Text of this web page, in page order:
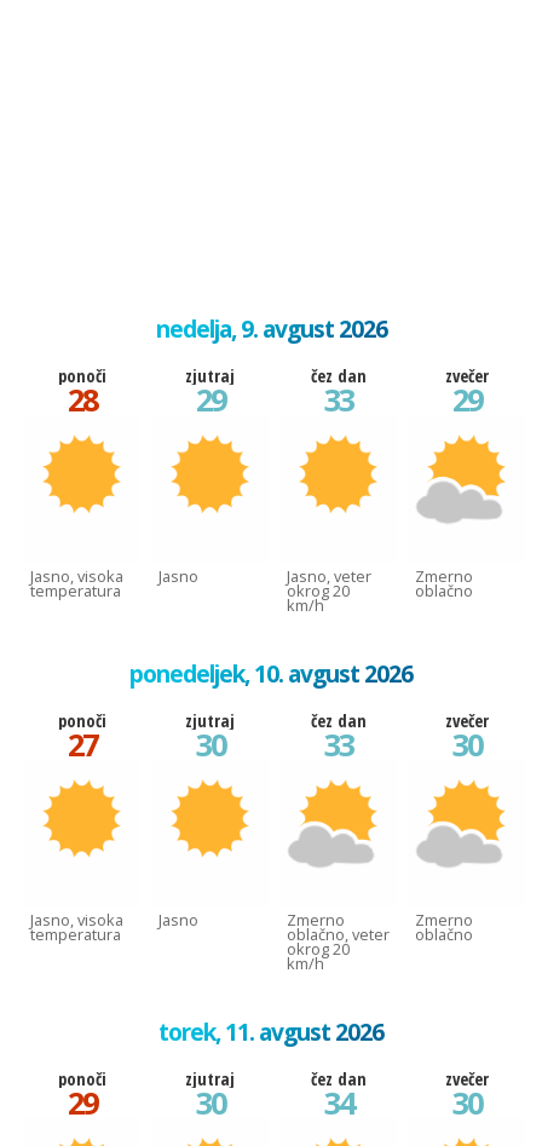
nedelja, 9. avgust 2026
ponoči
28
Jasno, visoka
temperatura
zjutraj
29
Jasno
čez dan
33
Jasno, veter
okrog 20
km/h
zvečer
29
Zmerno
oblačno
ponedeljek, 10. avgust 2026
ponoči
27
Jasno, visoka
temperatura
zjutraj
30
Jasno
čez dan
33
Zmerno
oblačno, veter
okrog 20
km/h
zvečer
30
Zmerno
oblačno
torek, 11. avgust 2026
ponoči
29
zjutraj
30
čez dan
34
zvečer
30